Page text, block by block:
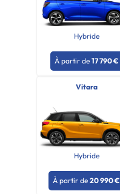
Hybride
À partir de 17 790 €
Vitara
Hybride
À partir de 20 990 €